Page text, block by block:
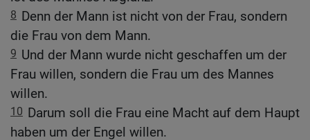
8 Denn der Mann ist nicht von der Frau, sondern
die Frau von dem Mann.
9 Und der Mann wurde nicht geschaffen um der
Frau willen, sondern die Frau um des Mannes
willen.
10 Darum soll die Frau eine Macht auf dem Haupt
haben um der Engel willen.